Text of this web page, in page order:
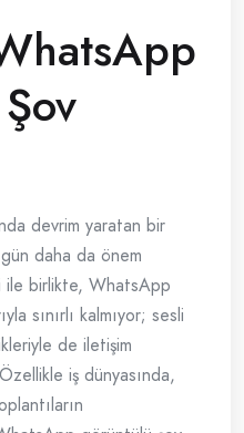
devrim yaratan bir
daha da önem
ile birlikte, WhatsApp
sınırlı kalmıyor; sesli
de iletişim
iş dünyasında,